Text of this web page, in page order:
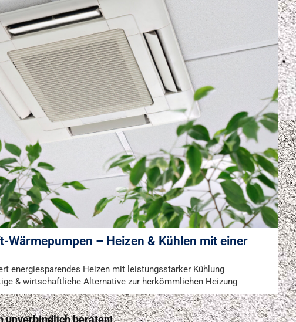
Wärmepumpen – Heizen & Kühlen mit einer
energiesparendes Heizen mit leistungsstarker Kühlung
& wirtschaftliche Alternative zur herkömmlichen Heizung